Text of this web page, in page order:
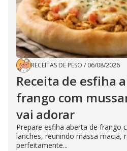
RECEITAS DE PESO / 06/08/2026
Receita de esfiha
frango com
vai adorar
Prepare esfiha aberta de frango
lanches, reunindo massa macia,
perfeitamente...